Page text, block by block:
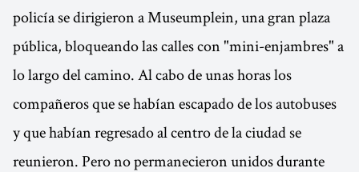
policía se dirigieron a Museumplein, una gran plaza
pública, bloqueando las calles con "mini-enjambres" a
lo largo del camino. Al cabo de unas horas los
compañeros que se habían escapado de los autobuses
y que habían regresado al centro de la ciudad se
reunieron. Pero no permanecieron unidos durante